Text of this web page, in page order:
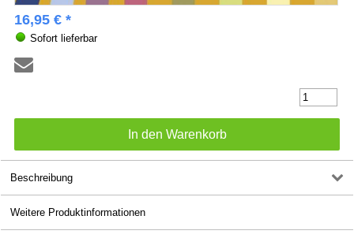
16,95 € *
Sofort lieferbar
Beschreibung
Weitere Produktinformationen